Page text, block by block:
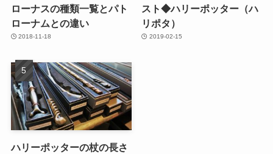
ローナスの種類一覧とパト
ローナムとの違い
2018-11-18
スト◆ハリーポッター（ハ
リポタ）
2019-02-15
ハリーポッターの杖の長さ